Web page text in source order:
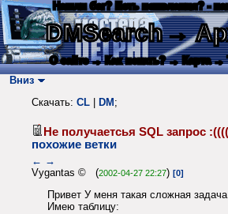
Нашли баг? Есть пожелания? -
DMSearch→
О сайте → Как искать? → Карта →
Вниз
Скачать: CL DM ;
Не получаетсья SQL запрос
похожие ветки
← →
Vygantas © (2002-04-27 22:27) [0]
Привет У меня такая сложная
Имею таблицу: